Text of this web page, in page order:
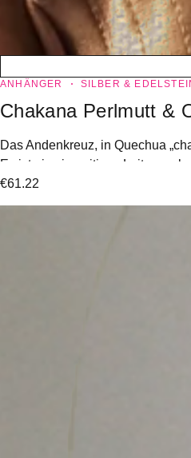
ANHÄNGER SILBER &
Chakana Perlmutt &
Das Andenkreuz, in Quechua
Es ist ein vierseitiges
€61.22